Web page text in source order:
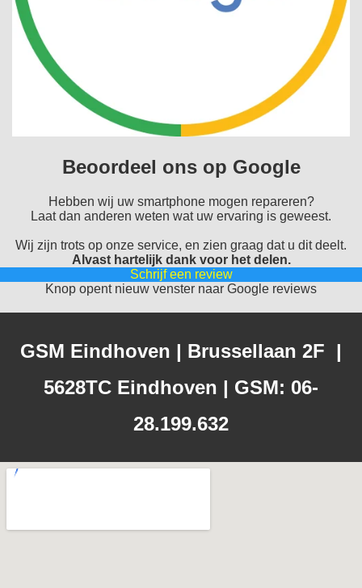
Beoordeel ons op Google
Hebben wij uw smartphone mogen repareren?
Laat dan anderen weten wat uw ervaring is geweest.
Wij zijn trots op onze service, en zien graag dat u dit deelt.
Alvast hartelijk dank voor het delen.
Schrijf een review
Knop opent nieuw venster naar Google reviews
GSM Eindhoven | Brussellaan 2F |
5628TC Eindhoven | GSM: 06-
28.199.632